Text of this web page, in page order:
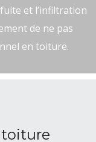
et l’infiltration
de ne pas
en toiture.